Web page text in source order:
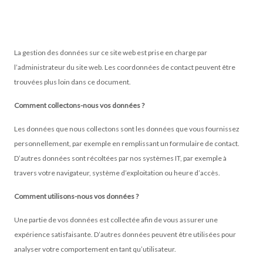
La gestion des données sur ce site web est prise en charge par
l’administrateur du site web. Les coordonnées de contact peuvent être
trouvées plus loin dans ce document.
Comment collectons-nous vos données ?
Les données que nous collectons sont les données que vous fournissez
personnellement, par exemple en remplissant un formulaire de contact.
D’autres données sont récoltées par nos systèmes IT, par exemple à
travers votre navigateur, système d’exploitation ou heure d’accès.
Comment utilisons-nous vos données ?
Une partie de vos données est collectée afin de vous assurer une
expérience satisfaisante. D’autres données peuvent être utilisées pour
analyser votre comportement en tant qu’utilisateur.